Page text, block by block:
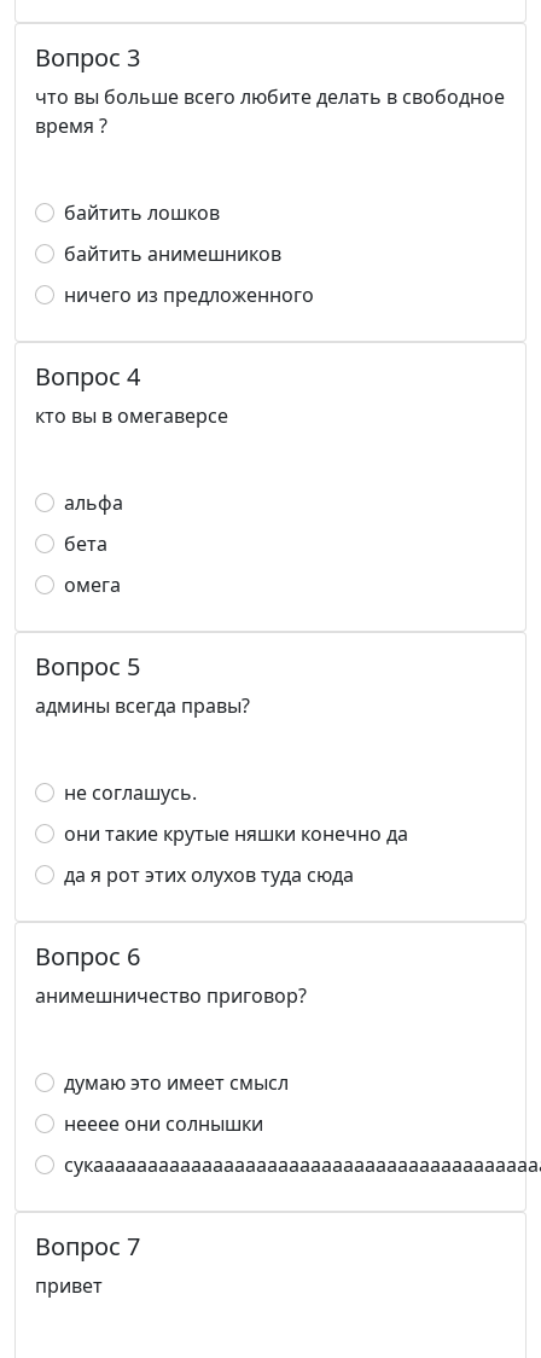
Вопрос 3
что вы больше всего любите делать в свободное
время ?
байтить лошков
байтить анимешников
ничего из предложенного
Вопрос 4
кто вы в омегаверсе
альфа
бета
омега
Вопрос 5
админы всегда правы?
не соглашусь.
они такие крутые няшки конечно да
да я рот этих олухов туда сюда
Вопрос 6
анимешничество приговор?
думаю это имеет смысл
нееее они солнышки
Вопрос 7
привет